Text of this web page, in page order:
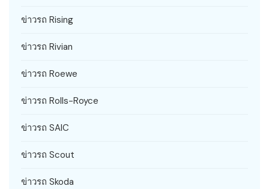
ข่าวรถ Rising
ข่าวรถ Rivian
ข่าวรถ Roewe
ข่าวรถ Rolls-Royce
ข่าวรถ SAIC
ข่าวรถ Scout
ข่าวรถ Skoda